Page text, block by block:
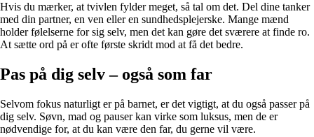
Hvis du mærker, at tvivlen fylder meget, så tal om det. Del dine tanker
med din partner, en ven eller en sundhedsplejerske. Mange mænd
holder følelserne for sig selv, men det kan gøre det sværere at finde ro.
At sætte ord på er ofte første skridt mod at få det bedre.
Pas på dig selv – også som far
Selvom fokus naturligt er på barnet, er det vigtigt, at du også passer på
dig selv. Søvn, mad og pauser kan virke som luksus, men de er
nødvendige for, at du kan være den far, du gerne vil være.